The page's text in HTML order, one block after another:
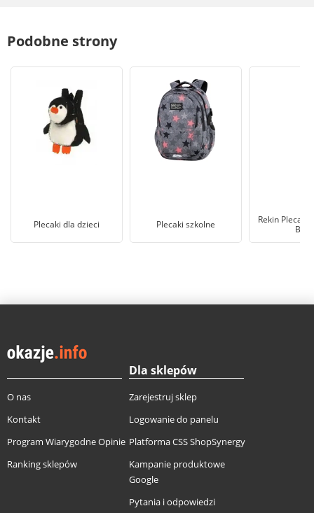
Podobne strony
Plecaki dla dzieci Plecaki szkolne
Rekin Plecak
Baby
O nas
Kontakt
Program Wiarygodne Opinie
Ranking sklepów
Dla sklepów
Zarejestruj sklep
Logowanie do panelu
Platforma CSS ShopSynergy
Kampanie produktowe
Google
Pytania i odpowiedzi